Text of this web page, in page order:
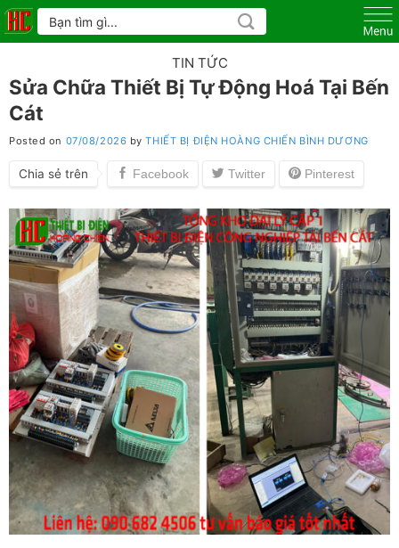
Skip
to
Tìm
kiếm:
TIN TỨC
Sửa Chữa Thiết Bị Tự Động Hoá Tại Bến
Cát
Posted on 07/08/2026 byTHIẾT BỊ ĐIỆN HOÀNG CHIẾN BÌNH DƯƠNG
Chia sẻ trên